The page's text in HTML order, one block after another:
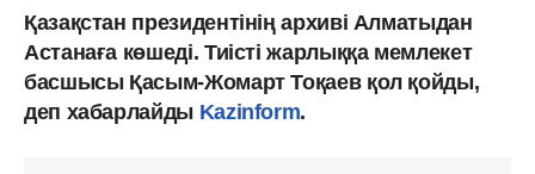
Қазақстан президентінің архиві Алматыдан
Астанаға көшеді. Тиісті жарлыққа мемлекет
басшысы Қасым-Жомарт Тоқаев қол қойды,
деп хабарлайды Kazinform.